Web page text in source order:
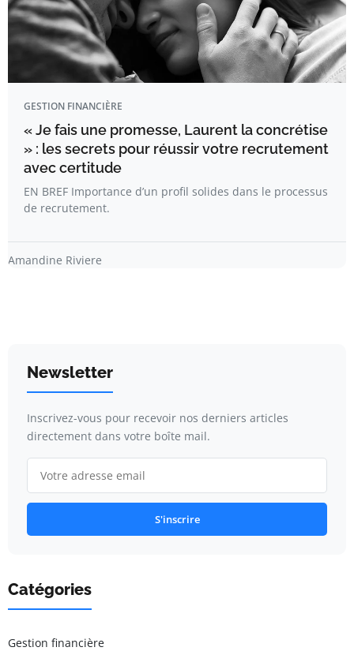
GESTION FINANCIÈRE
« Je fais une promesse, Laurent la concrétise
» : les secrets pour réussir votre recrutement
avec certitude
EN BREF Importance d’un profil solides dans le processus
de recrutement.
Amandine Riviere
Newsletter
Inscrivez-vous pour recevoir nos derniers articles
directement dans votre boîte mail.
S'inscrire
Catégories
Gestion financière